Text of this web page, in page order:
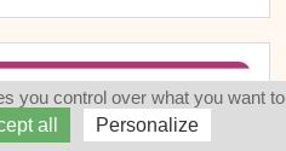
you control over what you want to
all Personalize